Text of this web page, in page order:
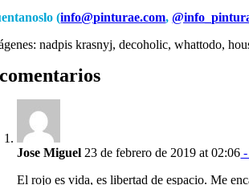
(info@pinturae.com,
nadpis krasnyj, decoholic, whattodo,
Jose Miguel 23 de febrero de 2019 at 02:06
El rojo es vida, es libertad de espacio. Me